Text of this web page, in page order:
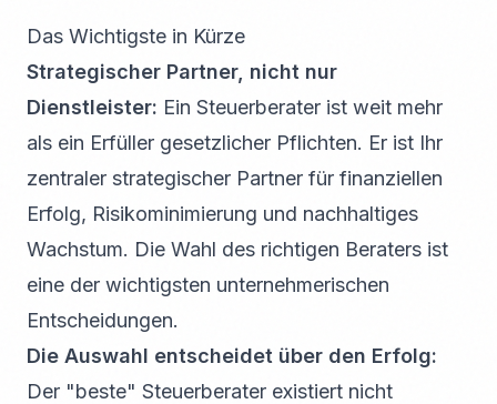
Das Wichtigste in Kürze
Strategischer Partner, nicht nur
Dienstleister: Ein Steuerberater ist weit mehr
als ein Erfüller gesetzlicher Pflichten. Er ist Ihr
zentraler strategischer Partner für finanziellen
Erfolg, Risikominimierung und nachhaltiges
Wachstum. Die Wahl des richtigen Beraters ist
eine der wichtigsten unternehmerischen
Entscheidungen.
Die Auswahl entscheidet über den Erfolg:
Der "beste" Steuerberater existiert nicht